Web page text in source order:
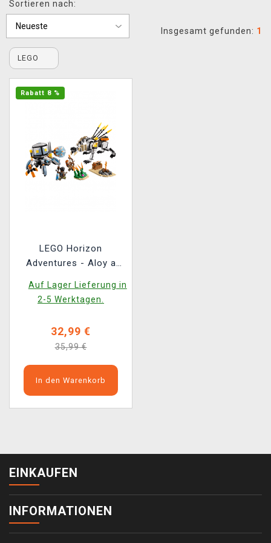
XZONE CLUB
Sortieren nach:
Insgesamt gefunden: 1
LEGO
Rabatt 8 %
LEGO Horizon
Adventures - Aloy a
Sawtooth
Auf Lager Lieferung in
2-5 Werktagen.
32,99 €
35,99 €
In den Warenkorb
EINKAUFEN
INFORMATIONEN